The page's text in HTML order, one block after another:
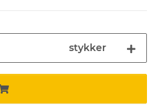
stykker